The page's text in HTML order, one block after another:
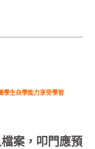
學生自學能力享受學習
案，叩門應預